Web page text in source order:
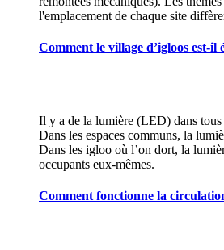
l'emplacement de chaque site
Comment le village d’igloos est-il
Il y a de la lumière (LED) dans
Dans les espaces communs, la
Dans les igloo où l’on dort, la
occupants eux-mêmes.
Comment fonctionne la